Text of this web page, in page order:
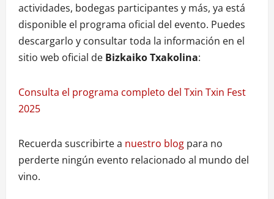
actividades, bodegas participantes y más, ya está
disponible el programa oficial del evento. Puedes
descargarlo y consultar toda la información en el
sitio web oficial de Bizkaiko Txakolina:
Consulta el programa completo del Txin Txin Fest
2025
Recuerda suscribirte a nuestro blog para no
perderte ningún evento relacionado al mundo del
vino.